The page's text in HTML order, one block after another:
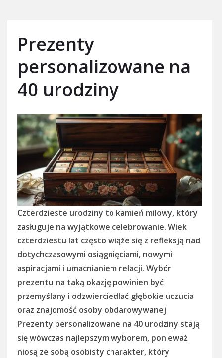
Prezenty
personalizowane na
40 urodziny
Czterdzieste urodziny to kamień milowy, który
zasługuje na wyjątkowe celebrowanie. Wiek
czterdziestu lat często wiąże się z refleksją nad
dotychczasowymi osiągnięciami, nowymi
aspiracjami i umacnianiem relacji. Wybór
prezentu na taką okazję powinien być
przemyślany i odzwierciedlać głębokie uczucia
oraz znajomość osoby obdarowywanej.
Prezenty personalizowane na 40 urodziny stają
się wówczas najlepszym wyborem, ponieważ
niosą ze sobą osobisty charakter, który